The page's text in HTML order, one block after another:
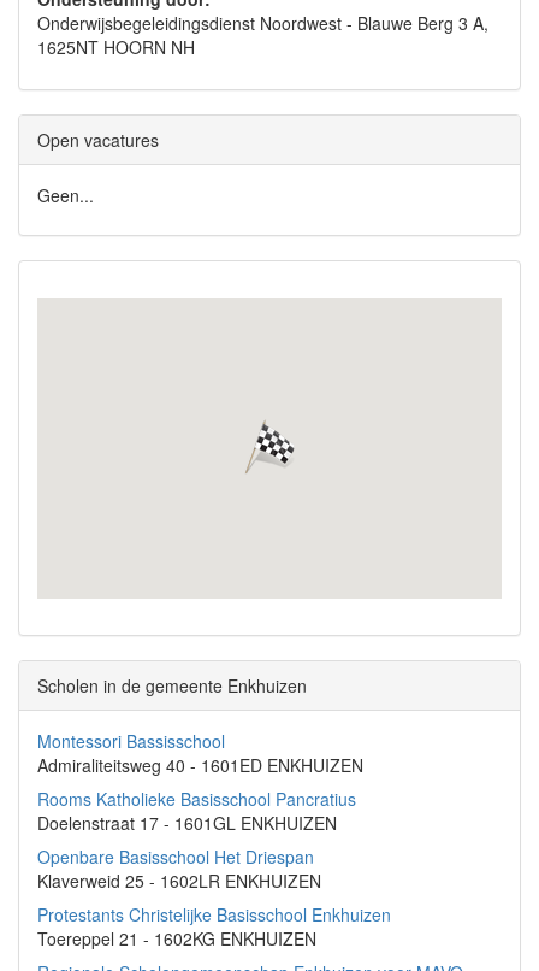
Onderwijsbegeleidingsdienst Noordwest - Blauwe Berg 3 A,
1625NT HOORN NH
Open vacatures
Geen...
Scholen in de gemeente Enkhuizen
Montessori Bassisschool
Admiraliteitsweg 40 - 1601ED ENKHUIZEN
Rooms Katholieke Basisschool Pancratius
Doelenstraat 17 - 1601GL ENKHUIZEN
Openbare Basisschool Het Driespan
Klaverweid 25 - 1602LR ENKHUIZEN
Protestants Christelijke Basisschool Enkhuizen
Toereppel 21 - 1602KG ENKHUIZEN